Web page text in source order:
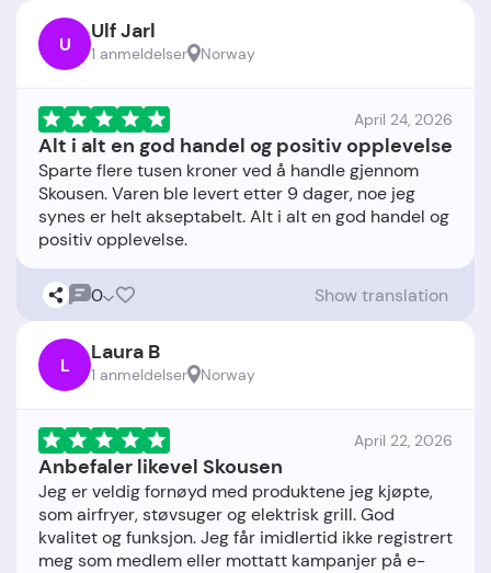
U Ulf Jarl
1 anmeldelser Norway
April 24, 2026
Alt i alt en god handel og positiv opplevelse
Sparte flere tusen kroner ved å handle gjennom
Skousen. Varen ble levert etter 9 dager, noe jeg
synes er helt akseptabelt. Alt i alt en god handel og
0 Show translation
L Laura B
1 anmeldelser Norway
April 22, 2026
Anbefaler likevel Skousen
Jeg er veldig fornøyd med produktene jeg kjøpte,
som airfryer, støvsuger og elektrisk grill. God
kvalitet og funksjon. Jeg får imidlertid ikke registrert
meg som medlem eller mottatt kampanjer på e-